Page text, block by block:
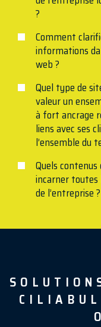
?
Comment
informations
web ?
Quel type de
valeur un
à fort ancrage
liens avec ses
l’ensemble du
Quels
incarner toutes
de l’entreprise ?